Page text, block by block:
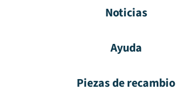
Noticias
Ayuda
Piezas de recambio